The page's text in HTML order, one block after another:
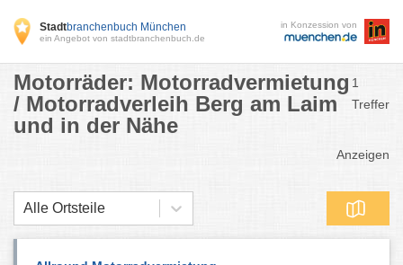
Stadtbranchenbuch München
ein Angebot von stadtbranchenbuch.de
in Konzession von
Motorräder: Motorradvermietung
/ Motorradverleih Berg am Laim
und in der Nähe
1
Treffer
Anzeigen
Alle Ortsteile